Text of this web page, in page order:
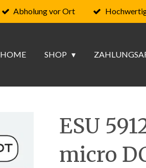
Abholung vor Ort
HOME SHOP
ESU
micro